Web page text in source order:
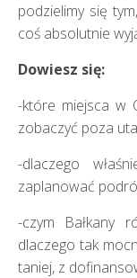
podzielimy się
coś absolutnie
Dowiesz się:
-które miejsca w
zobaczyć poza
-dlaczego
zaplanować
-czym Bałkany
dlaczego tak
taniej, z